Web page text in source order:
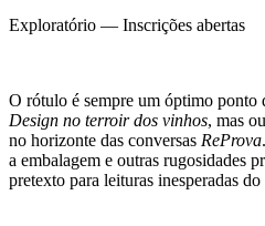
Exploratório — Inscrições abertas
O rótulo é sempre um óptimo ponto
Design no terroir dos vinhos, mas
no horizonte das conversas ReProva
a embalagem e outras rugosidades
pretexto para leituras inesperadas